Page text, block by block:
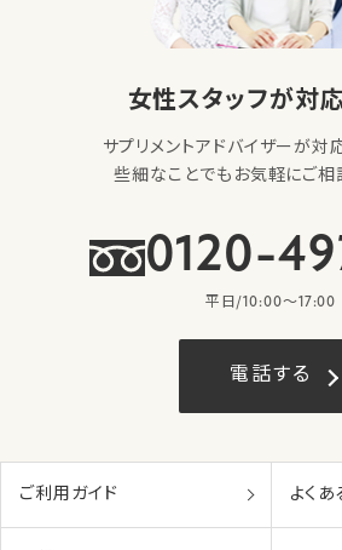
女性スタッフが対
サプリメントアドバイザーが対
些細なことでもお気軽にご相
0120-
平日/10:00〜17:00
電話する
ご利用ガイド よく